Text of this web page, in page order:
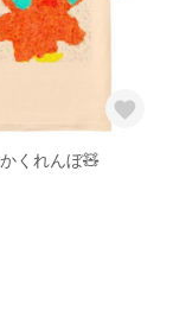
くれんぼ🧸